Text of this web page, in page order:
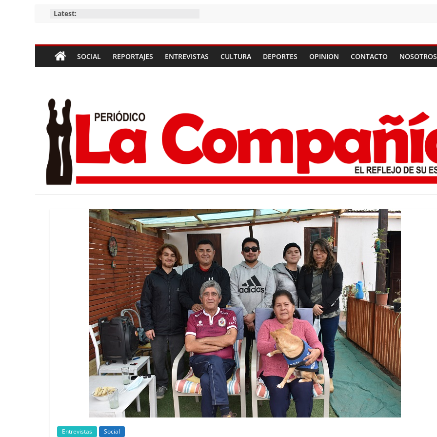
Latest:
Periódico
La
Compañía
Periódico
las
Compañías
SOCIAL REPORTAJES ENTREVISTAS CULTURA DEPORTES OPINION CONTACTO NOSOTROS
Entrevistas Social
Destacado Foco Vecinal
Municipio realiza limpieza
en microbasural